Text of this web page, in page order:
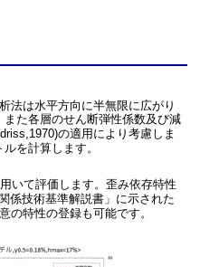
法は水平方向に半無限に広がり
た各層のせん断弾性係数及び減
の適用により考慮しま
を計算します。
いて評価します。歪み依存特性
係技術基準解説書」に示された
の特性の登録も可能です。